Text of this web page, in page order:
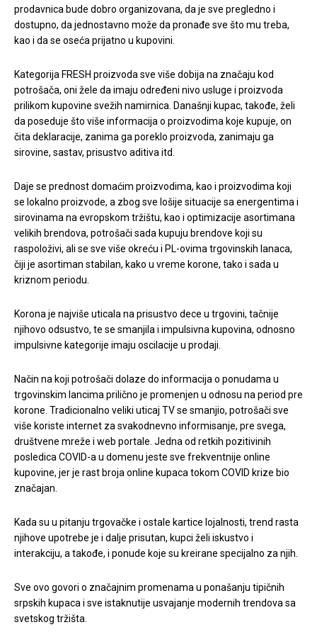
prodavnica bude dobro organizovana, da je sve pregledno i
dostupno, da jednostavno može da pronađe sve što mu treba,
kao i da se oseća prijatno u kupovini.
Kategorija FRESH proizvoda sve više dobija na značaju kod
potrošača, oni žele da imaju određeni nivo usluge i proizvoda
prilikom kupovine svežih namirnica. Današnji kupac, takođe, želi
da poseduje što više informacija o proizvodima koje kupuje, on
čita deklaracije, zanima ga poreklo proizvoda, zanimaju ga
sirovine, sastav, prisustvo aditiva itd.
Daje se prednost domaćim proizvodima, kao i proizvodima koji
se lokalno proizvode, a zbog sve lošije situacije sa energentima i
sirovinama na evropskom tržištu, kao i optimizacije asortimana
velikih brendova, potrošači sada kupuju brendove koji su
raspoloživi, ali se sve više okreću i PL-ovima trgovinskih lanaca,
čiji je asortiman stabilan, kako u vreme korone, tako i sada u
kriznom periodu.
Korona je najviše uticala na prisustvo dece u trgovini, tačnije
njihovo odsustvo, te se smanjila i impulsivna kupovina, odnosno
impulsivne kategorije imaju oscilacije u prodaji.
Način na koji potrošači dolaze do informacija o ponudama u
trgovinskim lancima prilično je promenjen u odnosu na period pre
korone. Tradicionalno veliki uticaj TV se smanjio, potrošači sve
više koriste internet za svakodnevno informisanje, pre svega,
društvene mreže i web portale. Jedna od retkih pozitivinih
posledica COVID-a u domenu jeste sve frekventnije online
kupovine, jer je rast broja online kupaca tokom COVID krize bio
značajan.
Kada su u pitanju trgovačke i ostale kartice lojalnosti, trend rasta
njihove upotrebe je i dalje prisutan, kupci želi iskustvo i
interakciju, a takođe, i ponude koje su kreirane specijalno za njih.
Sve ovo govori o značajnim promenama u ponašanju tipičnih
srpskih kupaca i sve istaknutije usvajanje modernih trendova sa
svetskog tržišta.